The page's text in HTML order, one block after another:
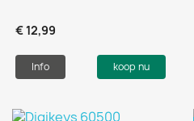
€ 12,99
Info koop nu